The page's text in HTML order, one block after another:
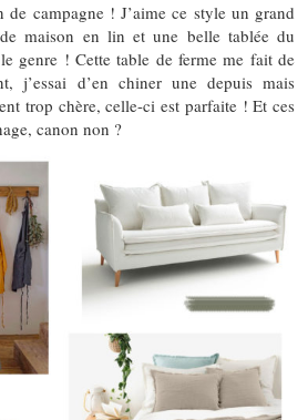
campagne ! J’aime ce style un grand
maison en lin et une belle tablée du
genre ! Cette table de ferme me fait de
j’essai d’en chiner une depuis mais
trop chère, celle-ci est parfaite ! Et ces
canon non ?